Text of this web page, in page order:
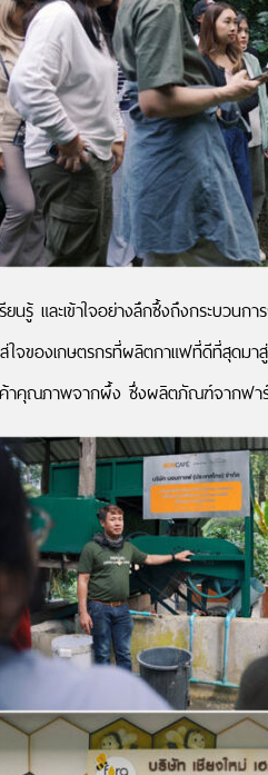
ยนรู้ และเข้าใจอย่างลึกซึ้งถึงกระบว
จของเกษตรกรที่ผลิตกาแฟที่ดีที่สุดม
คุณภาพจากผึ้ง ซึ่งผลิตภัณฑ์จากฟาร์ม